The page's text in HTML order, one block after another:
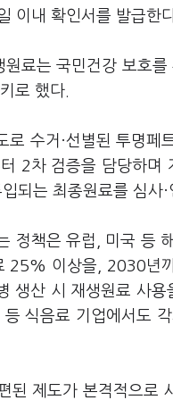
이내 확인서를 발급한
료는 국민건강 보호
로 했다.
수거·선별된 투명페
2차 검증을 담당하며
되는 최종원료를 심사·
정책은 유럽, 미국 등
25% 이상을, 2030년
생산 시 재생원료 사
식음료 기업에서도
된 제도가 본격적으로